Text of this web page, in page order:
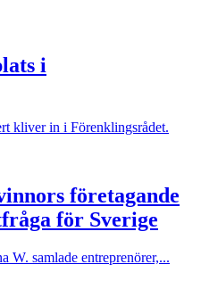
i
kliver in i Förenklingsrådet.
företagande
för Sverige
W. samlade entreprenörer,...